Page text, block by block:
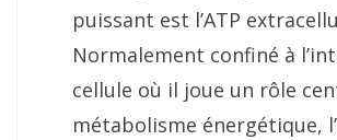
puissant est l’ATP
Normalement confiné à
cellule où il joue un rôle
métabolisme énergétique,